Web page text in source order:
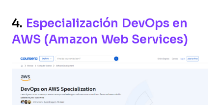
4. Especialización DevOps en
AWS (Amazon Web Services)